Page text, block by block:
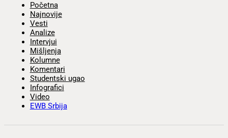
Početna
Najnovije
Vesti
Analize
Intervjui
Mišljenja
Kolumne
Komentari
Studentski ugao
Infografici
Video
EWB Srbija